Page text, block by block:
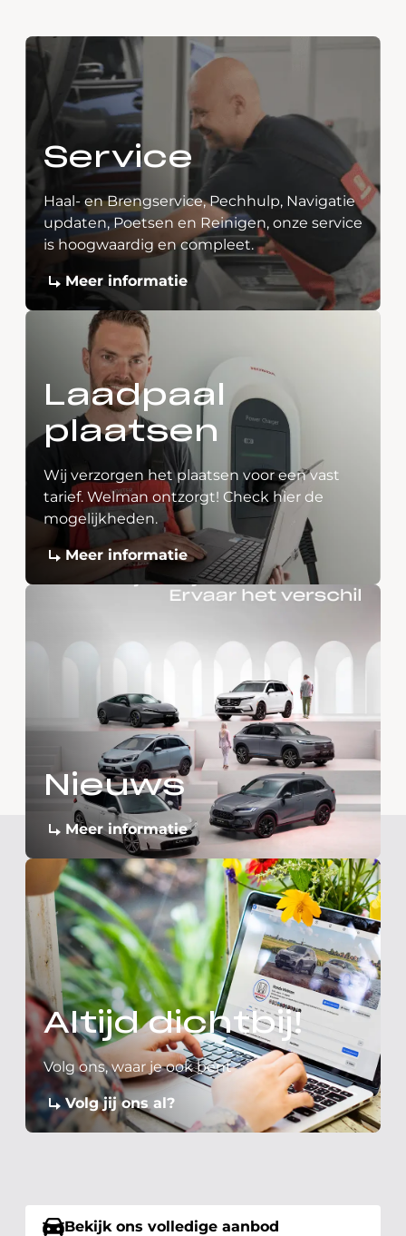
Service
Haal- en Brengservice, Pechhulp, Navigatie
updaten, Poetsen en Reinigen, onze service
is hoogwaardig en compleet.
Meer informatie
Laadpaal
plaatsen
Wij verzorgen het plaatsen voor een vast
tarief. Welman ontzorgt! Check hier de
mogelijkheden.
Meer informatie
Nieuws
Meer informatie
Altijd dichtbij!
Volg ons, waar je ook bent
Volg jij ons al?
Bekijk ons volledige aanbod